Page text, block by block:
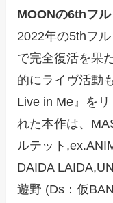
MOONの6thフル
2022年の5thフ
で完全復活を果
的にライヴ活動
Live in Me』を
れた本作は、
ルテット
DAIDA
遊野 (Ds：仮